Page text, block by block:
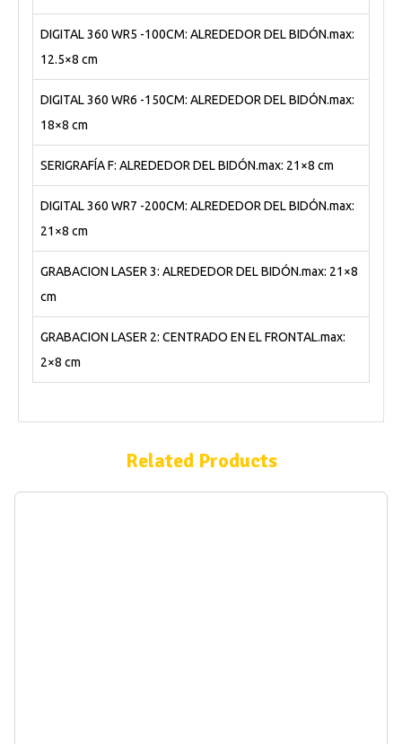
DIGITAL 360 WR5 -100CM: ALREDEDOR DEL BIDÓN.max:
12.5×8 cm
DIGITAL 360 WR6 -150CM: ALREDEDOR DEL BIDÓN.max:
18×8 cm
SERIGRAFÍA F: ALREDEDOR DEL BIDÓN.max: 21×8 cm
DIGITAL 360 WR7 -200CM: ALREDEDOR DEL BIDÓN.max:
21×8 cm
GRABACION LASER 3: ALREDEDOR DEL BIDÓN.max: 21×8
cm
GRABACION LASER 2: CENTRADO EN EL FRONTAL.max:
2×8 cm
Related Products